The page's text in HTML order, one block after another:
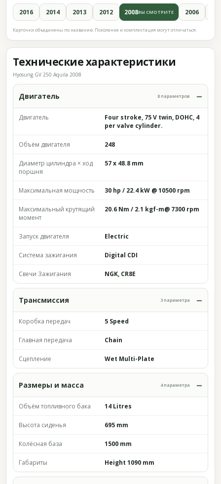
2016 2014 2013 2012 2008ВЫ СМОТРИТЕ 2006
Карточки объединены по названию. Поколение и комплектация могут отличаться.
Технические характеристики
Hyosung GV 250 Aquila 2008
Двигатель 8 параметров
Двигатель
Four stroke, 75 V twin, DOHC, 4
per valve cylinder.
Объём двигателя 248
Диаметр цилиндра × ход
поршня
57 x 48.8 mm
Максимальная мощность 30 hp / 22.4 kW @ 10500 rpm
Максимальный крутящий
момент
20.6 Nm / 2.1 kgf-m@ 7300 rpm
Запуск двигателя Electric
Система зажигания Digital CDI
Свечи Зажигания NGK, CR8E
Трансмиссия 3 параметра
Коробка передач 5 Speed
Главная передача Chain
Сцепление Wet Multi-Plate
Размеры и масса 4 параметра
Объём топливного бака 14 Litres
Высота сиденья 695 mm
Колёсная база 1500 mm
Габариты Height 1090 mm